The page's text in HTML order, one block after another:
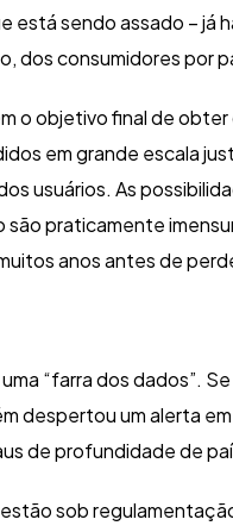
está sendo assado –
dos consumidores por
o objetivo final de
em grande escala
usuários. As
praticamente
anos antes de
“farra dos dados”.
despertou um alerta
de profundidade de
sob